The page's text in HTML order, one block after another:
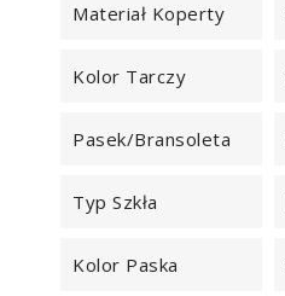
Materiał Koperty
Kolor Tarczy
Pasek/Bransoleta
Typ Szkła
Kolor Paska